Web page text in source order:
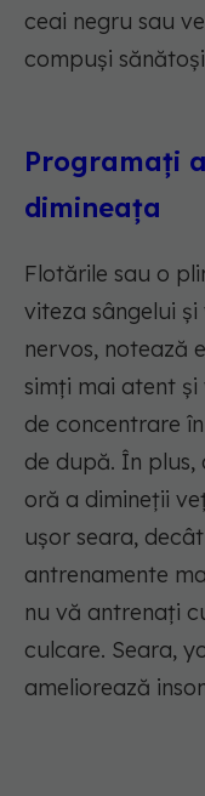
ceai negru sau
compuși
Programați
dimineața
Flotările sau o
viteza sângelui
nervos, notează
simți mai atent
de concentrare
de după. În
oră a dimineții
ușor seara,
antrenamente
nu vă antrenați
culcare. Seara,
ameliorează